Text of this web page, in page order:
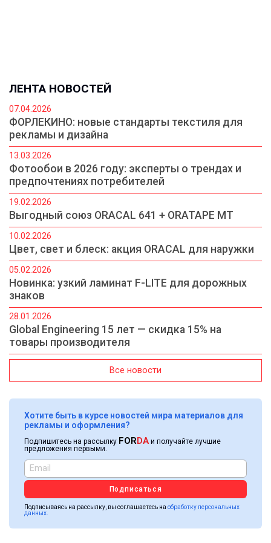
ЛЕНТА НОВОСТЕЙ
07.04.2026
ФОРЛЕКИНО: новые стандарты текстиля для
рекламы и дизайна
13.03.2026
Фотообои в 2026 году: эксперты о трендах и
предпочтениях потребителей
19.02.2026
Выгодный союз ORACAL 641 + ORATAPE MT
10.02.2026
Цвет, свет и блеск: акция ORACAL для наружки
05.02.2026
Новинка: узкий ламинат F-LITE для дорожных
знаков
28.01.2026
Global Engineering 15 лет — скидка 15% на
товары производителя
Все новости
Хотите быть в курсе новостей мира материалов для
рекламы и оформления?
Подпишитесь на рассылку FORDA и получайте лучшие
предложения первыми.
Подписаться
Подписываясь на рассылку, вы соглашаетесь на обработку персональных
данных.